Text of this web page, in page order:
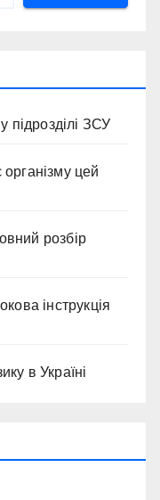
підрозділі ЗСУ
цей
розбір
інструкція
в Україні